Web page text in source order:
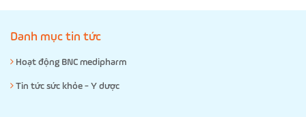
Danh mục tin tức
Hoạt động BNC medipharm
Tin tức sức khỏe - Y dược